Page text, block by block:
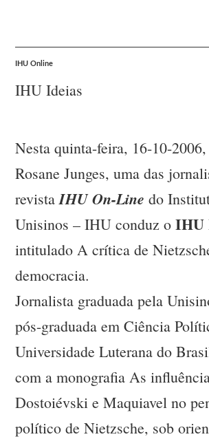
IHU Online
IHU Ideias
Nesta quinta-feira, 16-10-
Rosane Junges, uma das
revistaIHU On-Line do
Unisinos – IHU conduz oIHU
intitulado A crítica de
democracia.
Jornalista graduada pela
pós-graduada em Ciência
Universidade Luterana do
com a monografia As
Dostoiévski e Maquiavel no
político de Nietzsche, sob